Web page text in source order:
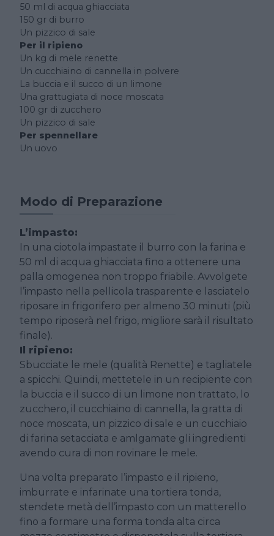
50 ml di acqua ghiacciata
150 gr di burro
Un pizzico di sale
Per il ripieno
Un kg di mele renette
Un cucchiaino di cannella in polvere
La buccia e il succo di un limone
Una grattugiata di noce moscata
100 gr di zucchero
Un pizzico di sale
Per spennellare
Un uovo
Modo di Preparazione
L’impasto:
In una ciotola impastate il burro con la farina e
50 ml di acqua ghiacciata fino a ottenere una
palla omogenea non troppo friabile. Avvolgete
l’impasto nella pellicola trasparente e lasciatelo
riposare in frigorifero per almeno 30 minuti (più
tempo riposerà nel frigo, migliore sarà il risultato
finale).
Il ripieno:
Sbucciate le mele (qualità Renette) e tagliatele
a spicchi. Quindi, mettetele in un recipiente con
la buccia e il succo di un limone non trattato, lo
zucchero, il cucchiaino di cannella, la gratta di
noce moscata, un pizzico di sale e un cucchiaio
di farina setacciata e amlgamate gli ingredienti
avendo cura di non rovinare le mele.
Una volta preparato l’impasto e il ripieno,
imburrate e infarinate una tortiera tonda,
stendete metà dell’impasto con un matterello
fino a formare una forma tonda alta circa